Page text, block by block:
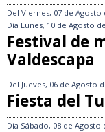
Del Viernes, 07 de Agosto
Día Lunes, 10 de Agosto
Festival de
Valdescapa
Del Jueves, 06 de Agosto
Fiesta del
Día Sábado, 08 de Agosto